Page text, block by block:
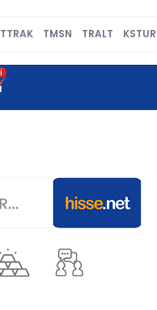
TTRAK TMSN TRALT KSTUR